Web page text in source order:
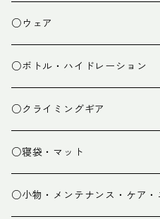
焚き火小物
○ウェア
ミドルレイヤー
ベースレイヤー
パンツ
グローブ
○ボトル・ハイドレーション
○クライミングギア
○寝袋・マット
寝袋
○小物・メンテナンス・ケア・